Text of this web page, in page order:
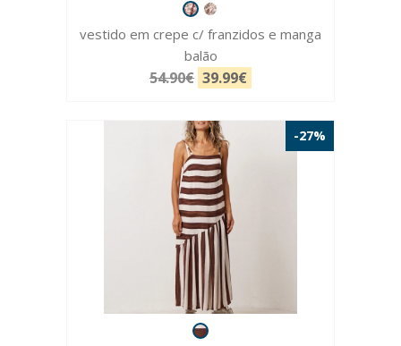
vestido em crepe c/ franzidos e manga
balão
54.90€ 39.99€
-27%